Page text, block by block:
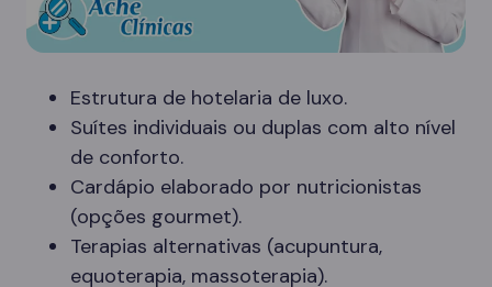
Estrutura de hotelaria de luxo.
Suítes individuais ou duplas com alto nível
de conforto.
Cardápio elaborado por nutricionistas
(opções gourmet).
Terapias alternativas (acupuntura,
equoterapia, massoterapia).